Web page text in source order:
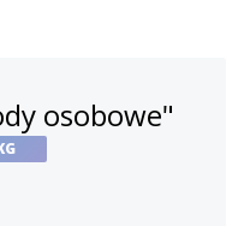
osobowe"